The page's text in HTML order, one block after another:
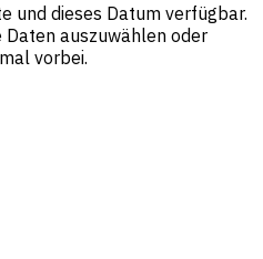
und dieses Datum verfügbar.
Daten auszuwählen oder
vorbei.